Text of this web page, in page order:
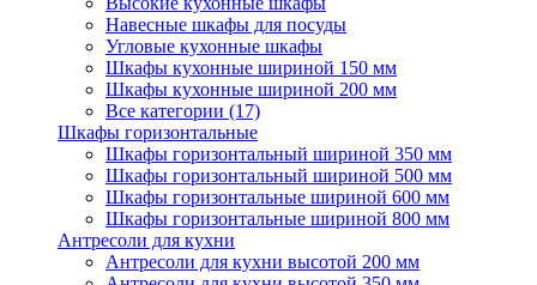
Навесные шкафы для посуды
Угловые кухонные шкафы
Шкафы кухонные шириной 150 мм
Шкафы кухонные шириной 200 мм
Все категории (17)
Шкафы горизонтальные
Шкафы горизонтальный шириной 350 мм
Шкафы горизонтальный шириной 500 мм
Шкафы горизонтальные шириной 600 мм
Шкафы горизонтальные шириной 800 мм
Антресоли для кухни
Антресоли для кухни высотой 200 мм